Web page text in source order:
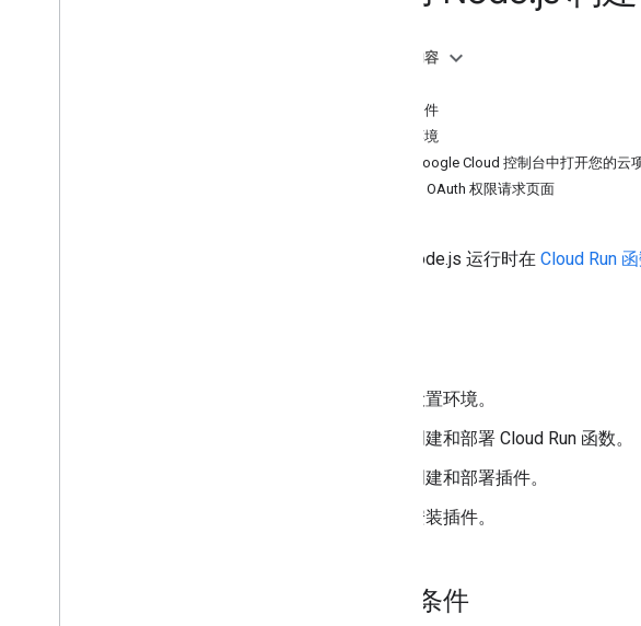
本页内容
前提条件
设置环境
在 Google Cloud 控制台中打开您的云
配置 OAuth 权限请求页面
使用 Node.js 运行时在 Cloud Run
设置环境。
创建和部署 Cloud Run 函数。
创建和部署插件。
安装插件。
前提条件